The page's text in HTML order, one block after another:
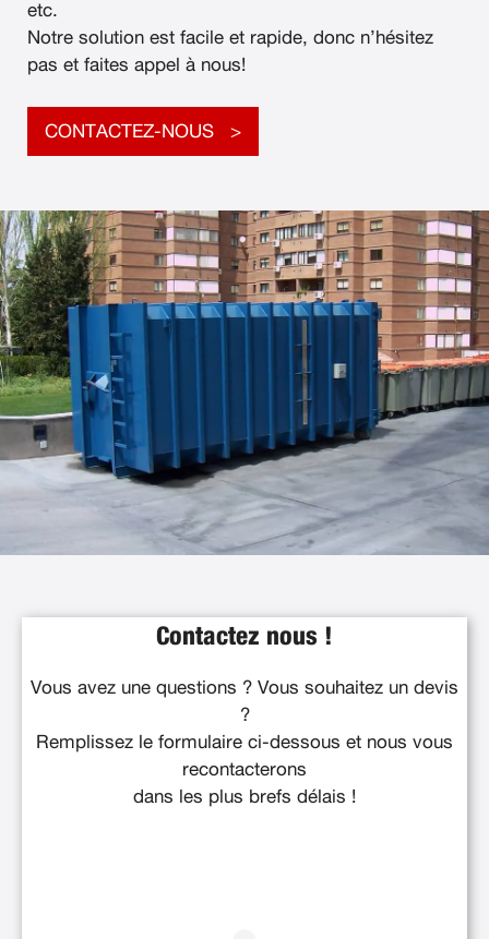
etc.
Notre solution est facile et rapide, donc n’hésitez
pas et faites appel à nous!
CONTACTEZ-NOUS
Contactez nous !
Vous avez une questions ? Vous souhaitez un devis
?
Remplissez le formulaire ci-dessous et nous vous
recontacterons
dans les plus brefs délais !